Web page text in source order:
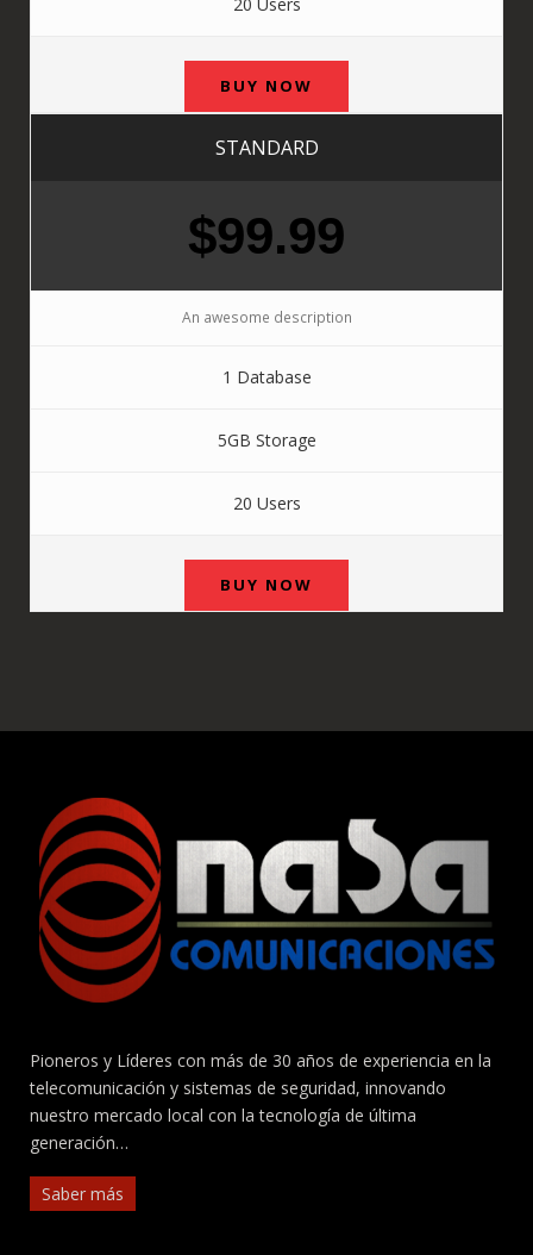
BUY NOW
STANDARD
$99.99
An awesome description
1 Database
5GB Storage
20 Users
BUY NOW
Pioneros y Líderes con más de 30 años de experiencia en la
telecomunicación y sistemas de seguridad, innovando
nuestro mercado local con la tecnología de última
generación…
Saber más